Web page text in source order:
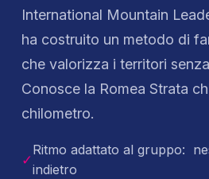
International Mountain
ha costruito un metodo di
che valorizza i territori
Conosce la Romea Strata
chilometro.
✓
Ritmo adattato al gruppo:
indietro